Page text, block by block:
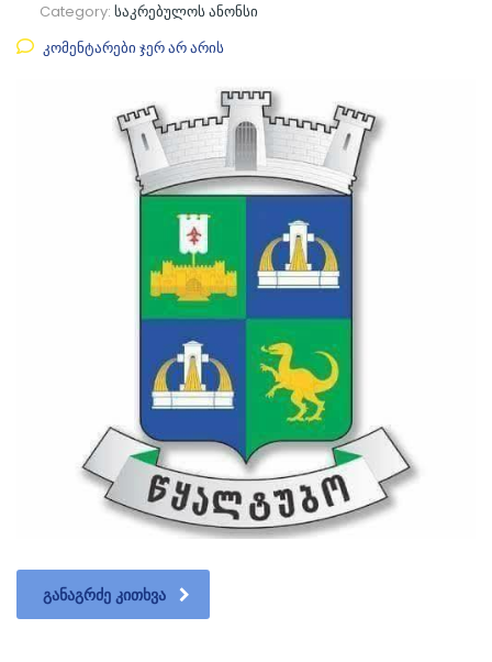
Category: საკრებულოს ანონსი
კომენტარები ჯერ არ არის
ᲒᲐᲜᲐᲒᲠᲫᲔ ᲙᲘᲗᲮᲕᲐ